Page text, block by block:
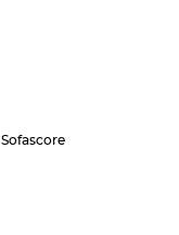
Sofascore